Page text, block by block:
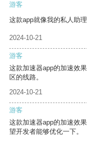
游客
这款app就像我的私人助
2024-10-21
游客
这款加速器app的加速效
区的线路。
2024-10-21
游客
这款加速器app的加速效
望开发者能够优化一下。